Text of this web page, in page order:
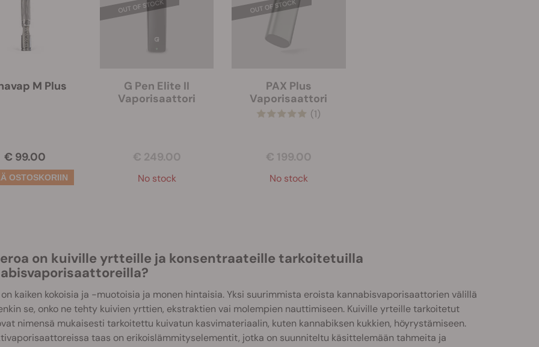
M Plus
€ 99.00
G Pen Elite II
Vaporisaattori
€ 249.00
No stock
PAX Plus
Vaporisaattori
(1)
€ 199.00
No stock
on kuiville yrtteille ja konsentraateille tarkoitetuilla
kaiken kokoisia ja -muotoisia ja monen hintaisia. Yksi suurimmista eroista kannabisvaporisaattorien välillä
se, onko ne tehty kuivien yrttien, ekstraktien vai molempien nauttimiseen. Kuiville yrteille tarkoitetut
nimensä mukaisesti tarkoitettu kuivatun kasvimateriaalin, kuten kannabiksen kukkien, höyrystämiseen.
taas on erikoislämmityselementit, jotka on suunniteltu käsittelemään tahmeita ja